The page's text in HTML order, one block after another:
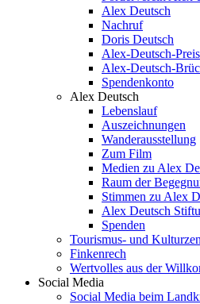
Alex Deutsch
Nachruf
Doris Deutsch
Alex-Deutsch-Preis
Alex-Deutsch-
Spendenkonto
Alex Deutsch
Lebenslauf
Auszeichnungen
Wanderausstellung
Zum Film
Medien zu Alex
Raum der
Stimmen zu Alex
Alex Deutsch
Spenden
Tourismus- und
Finkenrech
Wertvolles aus der
Social Media
Social Media beim